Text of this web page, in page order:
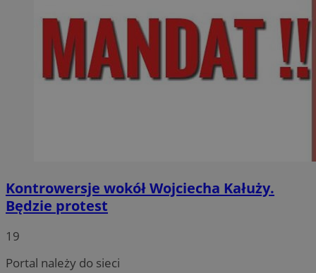
Kontrowersje wokół Wojciecha Kałuży.
Będzie protest
19
Portal należy do sieci